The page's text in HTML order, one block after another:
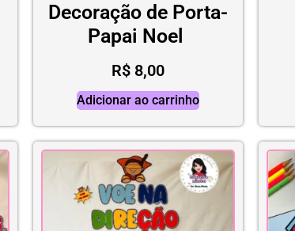
Decoração de Porta-
Papai Noel
R$ 8,00
Adicionar ao carrinho